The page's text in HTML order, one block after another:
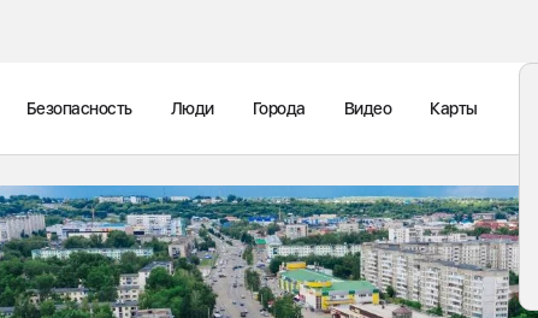
Безопасность Люди Города Видео Карты